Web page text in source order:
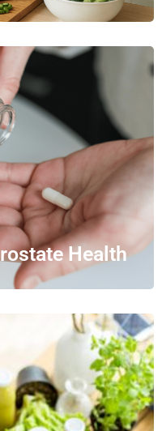
Health